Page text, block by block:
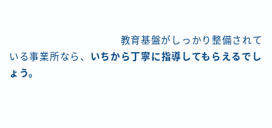
教育基盤がしっかり整備されて
いる事業所なら、 いちから丁寧に指導してもらえるでし
ょう。